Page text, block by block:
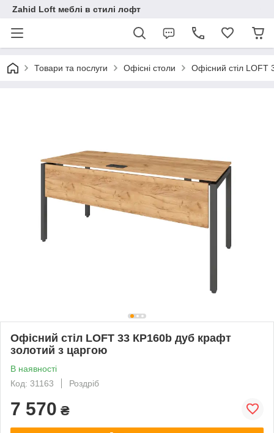
Zahid Loft меблі в стилі лофт
Товари та послуги Офісні столи Офісний стіл LOFT
Офісний стіл LOFT 33 КP160b дуб крафт
золотий з царгою
В наявності
Код: 31163
Роздріб
7 570 ₴